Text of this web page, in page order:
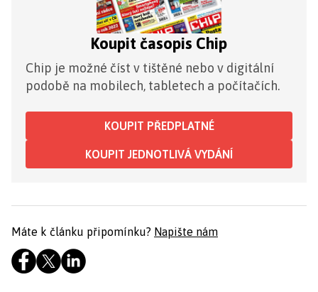
Koupit časopis Chip
Chip je možné číst v tištěné nebo v digitální
podobě na mobilech, tabletech a počítačích.
KOUPIT PŘEDPLATNÉ
KOUPIT JEDNOTLIVÁ VYDÁNÍ
Máte k článku připomínku? Napište nám